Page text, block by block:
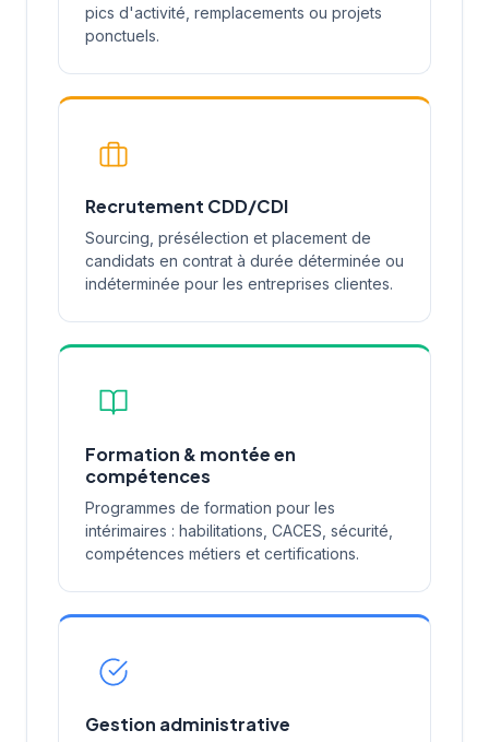
pics d'activité, remplacements ou projets
ponctuels.
Recrutement CDD/CDI
Sourcing, présélection et placement de
candidats en contrat à durée déterminée ou
indéterminée pour les entreprises clientes.
Formation & montée en
compétences
Programmes de formation pour les
intérimaires : habilitations, CACES, sécurité,
compétences métiers et certifications.
Gestion administrative